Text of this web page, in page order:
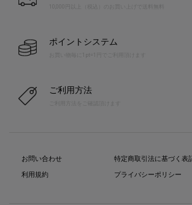
10,000円以上（税込）のお買い上げで送料無料
ポイントシステム
お買い物毎に1pt=1円でご利用頂けます
ご利用方法
お問い合わせ
利用規約
特定商取引法に基づく表
プライバシーポリシー